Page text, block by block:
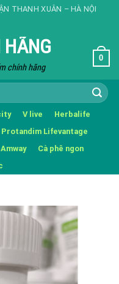
THANH XUÂN – HÀ NỘI
HÃNG
chính hãng
0
V live
Herbalife
Protandim Lifevantage
Amway
Cà phê ngon